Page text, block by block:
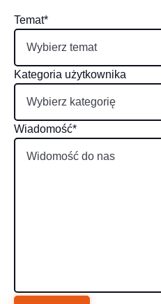
Temat*
Wybierz temat
Kategoria użytkownika
Wybierz kategorię
Wiadomość*